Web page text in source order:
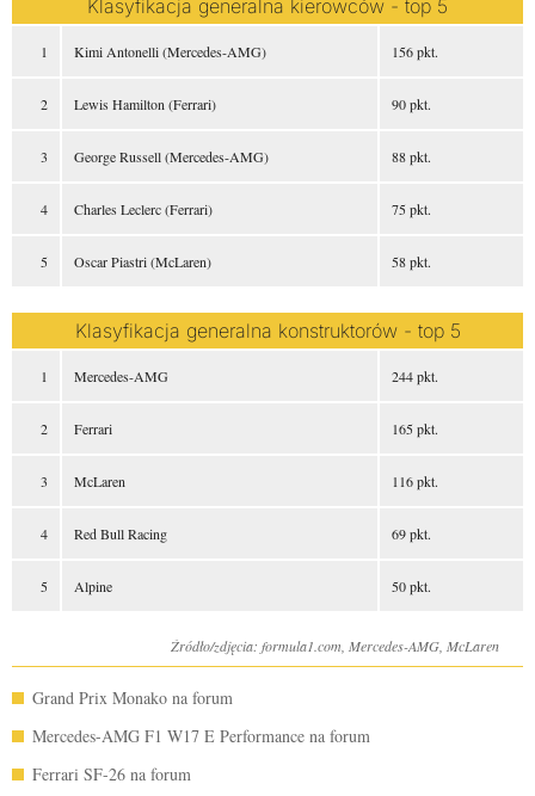
Klasyfikacja generalna kierowców - top 5
Kimi Antonelli (Mercedes-AMG) 156 pkt.
Lewis Hamilton (Ferrari) 90 pkt.
George Russell (Mercedes-AMG) 88 pkt.
Charles Leclerc (Ferrari) 75 pkt.
Oscar Piastri (McLaren) 58 pkt.
Klasyfikacja generalna konstruktorów - top 5
Mercedes-AMG 244 pkt.
Ferrari 165 pkt.
McLaren 116 pkt.
Red Bull Racing 69 pkt.
Alpine 50 pkt.
Źródło/zdjęcia: formula1.com, Mercedes-AMG, McLaren
Grand Prix Monako na forum
Mercedes-AMG F1 W17 E Performance na forum
Ferrari SF-26 na forum